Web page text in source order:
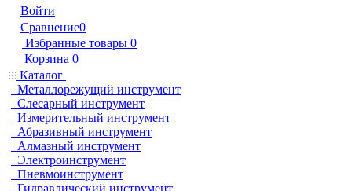
Войти
Сравнение0
Избранные товары 0
Корзина 0
Каталог
Металлорежущий инструмент
Слесарный инструмент
Измерительный инструмент
Абразивный инструмент
Алмазный инструмент
Электроинструмент
Пневмоинструмент
Гидравлический инструмент